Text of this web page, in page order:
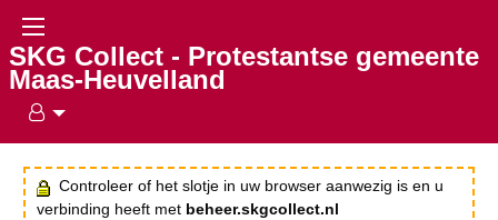
SKG Collect - Protestantse gemeente
Maas-Heuvelland
Controleer of het slotje in uw browser aanwezig is en u
verbinding heeft met beheer.skgcollect.nl